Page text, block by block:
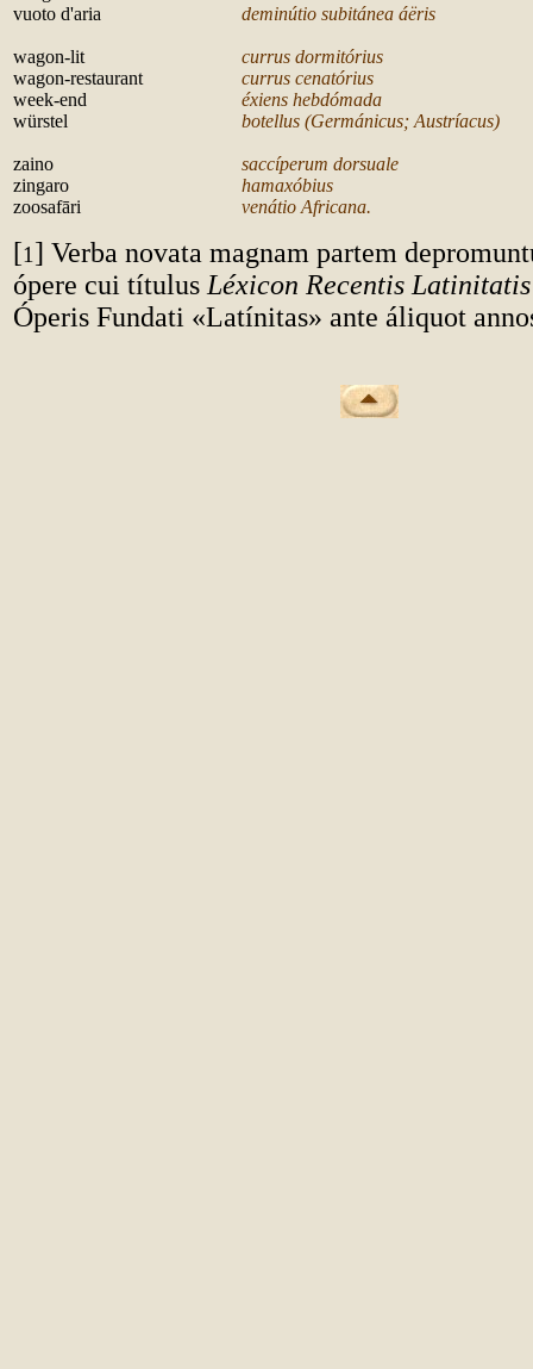
vuoto d'aria
deminútio subitánea áëris
wagon-lit
currus dormitórius
wagon-restaurant
currus cenatórius
week-end
éxiens hebdómada
würstel
botellus (Germánicus; Austríacus)
zaino
saccíperum dorsuale
zingaro
hamaxóbius
zoosafāri
venátio Africana.
[1 ] Verba novata magnam partem
ópere cui títulus Léxicon Recentis Latinitatis
Óperis Fundati «Latínitas» ante áliquot